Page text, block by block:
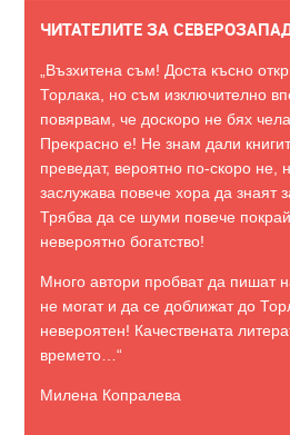
ЧИТАТЕЛИТЕ ЗА
„Възхитена съм! Доста късно
Торлака, но съм изключително
повярвам, че доскоро не бях
Прекрасно е! Не знам дали
преведат, вероятно по-скоро не,
заслужава повече хора да знаят
Трябва да се шуми повече покрай
невероятно богатство!
Много автори пробват да пишат
не могат и да се доближат до
невероятен! Качествената
времето…“
Милена Копралева